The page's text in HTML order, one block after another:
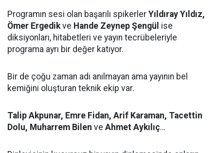
Programın sesi olan başarılı spikerler Yıldıray Yıldız,
Ömer Ergedikve Hande Zeynep Şengül ise
diksiyonları, hitabetleri ve yayın tecrübeleriyle
programa ayrı bir değer katıyor.
Bir de çoğu zaman adı anılmayan ama yayının bel
kemiğini oluşturan teknik ekip var.
Talip Akpunar, Emre Fidan, Arif Karaman, Tacettin
Dolu, Muharrem Bilen ve Ahmet Aykılıç…